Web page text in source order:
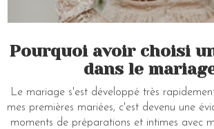
Pourquoi avoir choisi
dans le
Le mariage s'est développé très
mes premières mariées, c'est devenu une
moments de préparations et intimes avec